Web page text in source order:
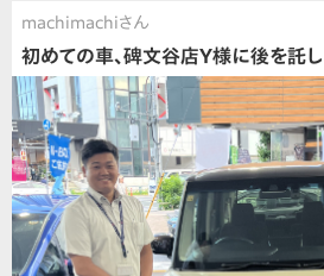
machimachiさん
初めての車、碑文谷店Y様に後を託